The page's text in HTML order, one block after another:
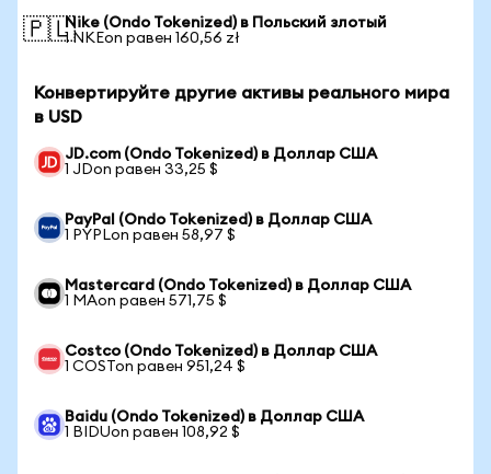
🇵🇱Nike (Ondo Tokenized) в Польский злотый
1 NKEon равен 160,56 zł
Конвертируйте другие активы реального мира
в USD
JD.com (Ondo Tokenized) в Доллар США
1 JDon равен 33,25 $
PayPal (Ondo Tokenized) в Доллар США
1 PYPLon равен 58,97 $
Mastercard (Ondo Tokenized) в Доллар США
1 MAon равен 571,75 $
Costco (Ondo Tokenized) в Доллар США
1 COSTon равен 951,24 $
Baidu (Ondo Tokenized) в Доллар США
1 BIDUon равен 108,92 $